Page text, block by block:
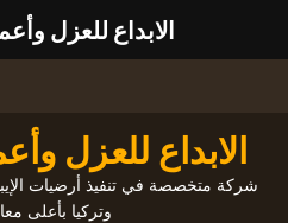
الابداع للعزل
شركة متخصصة في تنفيذ أرضيات
وتركيا بأعلى
الابداع للعزل